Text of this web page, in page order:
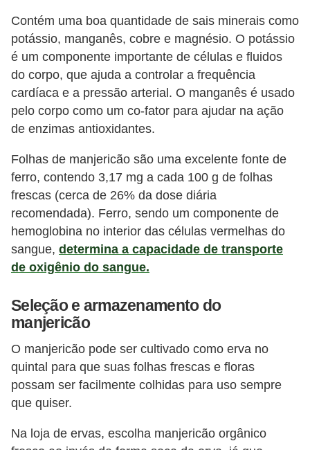
Contém uma boa quantidade de sais minerais como
potássio, manganês, cobre e magnésio. O potássio
é um componente importante de células e fluidos
do corpo, que ajuda a controlar a frequência
cardíaca e a pressão arterial. O manganês é usado
pelo corpo como um co-fator para ajudar na ação
de enzimas antioxidantes.
Folhas de manjericão são uma excelente fonte de
ferro, contendo 3,17 mg a cada 100 g de folhas
frescas (cerca de 26% da dose diária
recomendada). Ferro, sendo um componente de
hemoglobina no interior das células vermelhas do
sangue, determina a capacidade de transporte
de oxigênio do sangue.
Seleção e armazenamento do
manjericão
O manjericão pode ser cultivado como erva no
quintal para que suas folhas frescas e floras
possam ser facilmente colhidas para uso sempre
que quiser.
Na loja de ervas, escolha manjericão orgânico